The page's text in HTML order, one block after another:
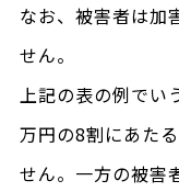
なお、被害者は加
せん。
上記の表の例で
万円の8割にあた
せん。一方の被害